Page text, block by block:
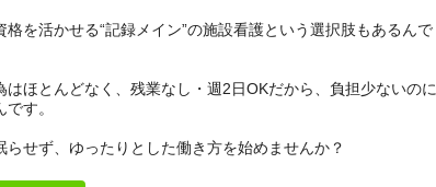
格を活かせる“記録メイン”の施設看護という選択肢もあるんで
はほとんどなく、残業なし・週2日OKだから、負担少ないのに
す。
らせず、ゆったりとした働き方を始めませんか？